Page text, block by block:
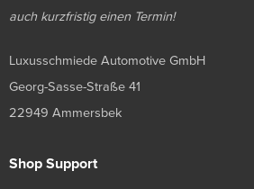
auch kurzfristig einen Termin!
Luxusschmiede Automotive GmbH
Georg-Sasse-Straße 41
22949 Ammersbek
Shop Support